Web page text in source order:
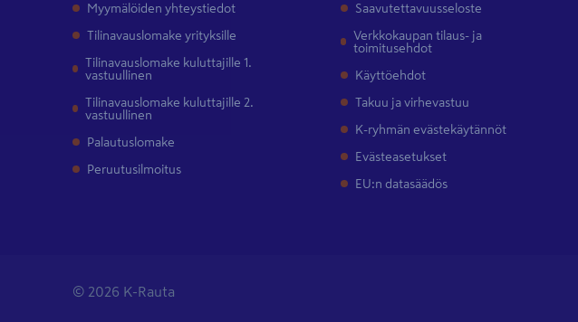
Myymälöiden yhteystiedot
Tilinavauslomake yrityksille
Tilinavauslomake kuluttajille 1.
vastuullinen
Tilinavauslomake kuluttajille 2.
vastuullinen
Palautuslomake
Peruutusilmoitus
Saavutettavuusseloste
Verkkokaupan tilaus- ja
toimitusehdot
Käyttöehdot
Takuu ja virhevastuu
K-ryhmän evästekäytännöt
Evästeasetukset
EU:n datasäädös
© 2026 K-Rauta